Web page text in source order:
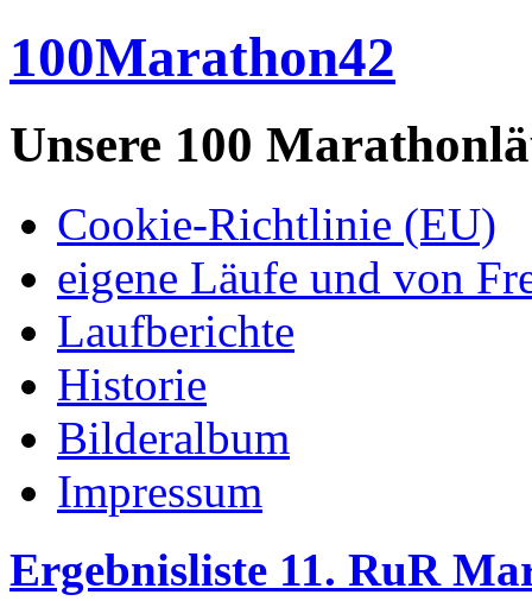
100Marathon42
Unsere 100
Cookie-Richtlinie (EU)
eigene Läufe und von
Laufberichte
Historie
Bilderalbum
Impressum
Ergebnisliste 11. RuR